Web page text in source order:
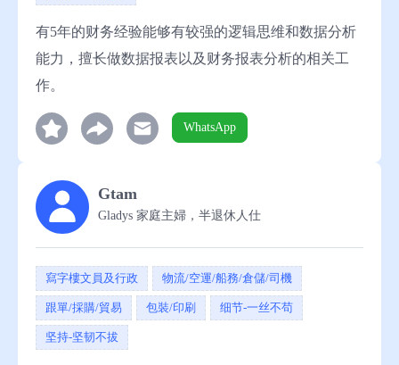
有5年的财务经验能够有较强的逻辑思维和数据分析
能力，擅长做数据报表以及财务报表分析的相关工
作。
WhatsApp
Gtam
Gladys 家庭主婦，半退休人仕
寫字樓文員及行政 物流/空運/船務/倉儲/司機
跟單/採購/貿易 包裝/印刷 细节-一丝不苟
坚持-坚韧不拔